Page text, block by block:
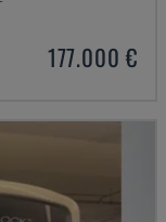
177.000 €